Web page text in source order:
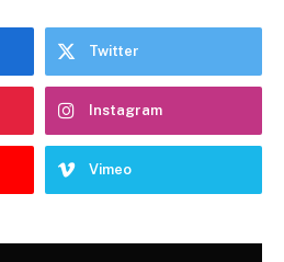
Twitter
Instagram
Vimeo